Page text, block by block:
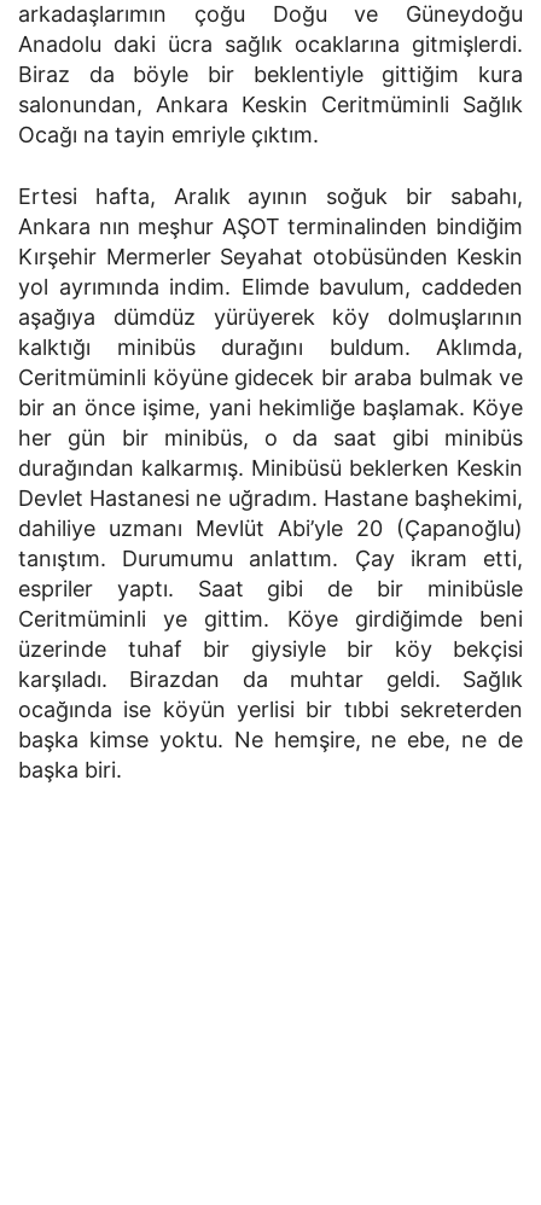
arkadaşlarımın çoğu Doğu ve Güneydoğu
Anadolu daki ücra sağlık ocaklarına gitmişlerdi.
Biraz da böyle bir beklentiyle gittiğim kura
salonundan, Ankara Keskin Ceritmüminli Sağlık
Ocağı na tayin emriyle çıktım.
Ertesi hafta, Aralık ayının soğuk bir sabahı,
Ankara nın meşhur AŞOT terminalinden bindiğim
Kırşehir Mermerler Seyahat otobüsünden Keskin
yol ayrımında indim. Elimde bavulum, caddeden
aşağıya dümdüz yürüyerek köy dolmuşlarının
kalktığı minibüs durağını buldum. Aklımda,
Ceritmüminli köyüne gidecek bir araba bulmak ve
bir an önce işime, yani hekimliğe başlamak. Köye
her gün bir minibüs, o da saat gibi minibüs
durağından kalkarmış. Minibüsü beklerken Keskin
Devlet Hastanesi ne uğradım. Hastane başhekimi,
dahiliye uzmanı Mevlüt Abi’yle 20 (Çapanoğlu)
tanıştım. Durumumu anlattım. Çay ikram etti,
espriler yaptı. Saat gibi de bir minibüsle
Ceritmüminli ye gittim. Köye girdiğimde beni
üzerinde tuhaf bir giysiyle bir köy bekçisi
karşıladı. Birazdan da muhtar geldi. Sağlık
ocağında ise köyün yerlisi bir tıbbi sekreterden
başka kimse yoktu. Ne hemşire, ne ebe, ne de
başka biri.